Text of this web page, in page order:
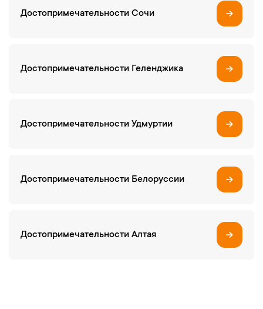
Достопримечательности Сочи
Достопримечательности Геленджика
Достопримечательности Удмуртии
Достопримечательности Белоруссии
Достопримечательности Алтая